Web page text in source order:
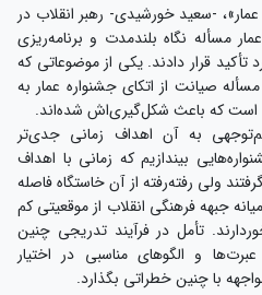
-سعید خورشیدی- رهبر انقلاب در
مسأله نگاه بلندمدت و برنامه‌ریزی
تأکید قرار دادند. یکی از موضوعاتی که
صیانت از اتکای جشنواره عمار به
است که باعث شکل‌گیری‌اش شده‌اند.
به آن اهداف زمانی جدی‌تر
بیندازیم که زمانی با اهداف
ولی رفته‌رفته از آن خاستگاه فاصله
جبهه فرهنگی انقلاب از موقعیتی کم
تأمل در فرآیند تدریجی چنین
و الگوهای مناسبی در اختیار
با چنین خطراتی بگذارد.